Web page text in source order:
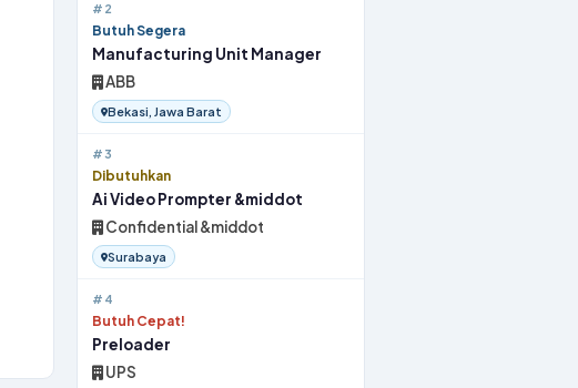
#2
Butuh Segera
Manufacturing Unit Manager
ABB
Bekasi, Jawa Barat
#3
Dibutuhkan
Ai Video Prompter &middot
Confidential &middot
Surabaya
#4
Butuh Cepat!
Preloader
UPS